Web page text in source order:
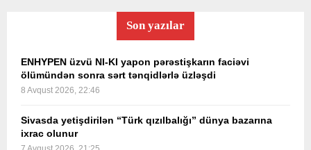
Son yazılar
ENHYPEN üzvü NI-KI yapon pərəstişkarın faciəvi
ölümündən sonra sərt tənqidlərlə üzləşdi
8 Avqust 2026, 22:46
Sivasda yetişdirilən “Türk qızılbalığı” dünya bazarına
ixrac olunur